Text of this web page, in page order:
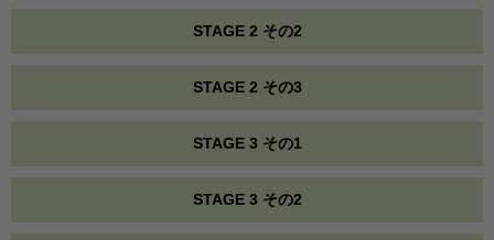
STAGE 2 その2
STAGE 2 その3
STAGE 3 その1
STAGE 3 その2